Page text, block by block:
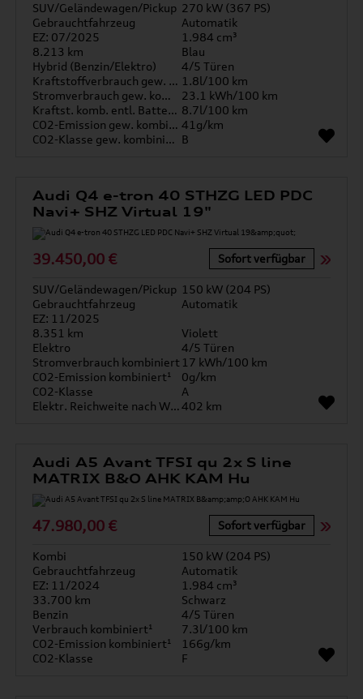
SUV/Geländewagen/Pickup 270 kW (367 PS)
Gebrauchtfahrzeug
Automatik
EZ: 07/2025
1.984 cm³
8.213 km
Blau
Hybrid (Benzin/Elektro)
4/5 Türen
Kraftstoffverbrauch gew. kombiniert 1.8l/100 km
Stromverbrauch gew. kombiniert
23.1 kWh/100 km
Kraftst. komb. entl. Batterie 8.7l/100 km
CO2-Emission gew. kombiniert 41g/km
CO2-Klasse gew. kombiniert B
Audi Q4 e-tron 40 STHZG LED PDC
Navi+ SHZ Virtual 19"
39.450,00 € Sofort verfügbar
SUV/Geländewagen/Pickup 150 kW (204 PS)
Gebrauchtfahrzeug
Automatik
EZ: 11/2025
8.351 km
Violett
Elektro
4/5 Türen
Stromverbrauch kombiniert 17 kWh/100 km
CO2-Emission kombiniert¹
0g/km
CO2-Klasse
A
Elektr. Reichweite nach WLTP*402 km
Audi A5 Avant TFSI qu 2x S line
MATRIX B&O AHK KAM Hu
47.980,00 € Sofort verfügbar
Kombi
150 kW (204 PS)
Gebrauchtfahrzeug
Automatik
EZ: 11/2024
1.984 cm³
33.700 km
Schwarz
Benzin
4/5 Türen
Verbrauch kombiniert¹
7.3l/100 km
CO2-Emission kombiniert¹
166g/km
CO2-Klasse
F